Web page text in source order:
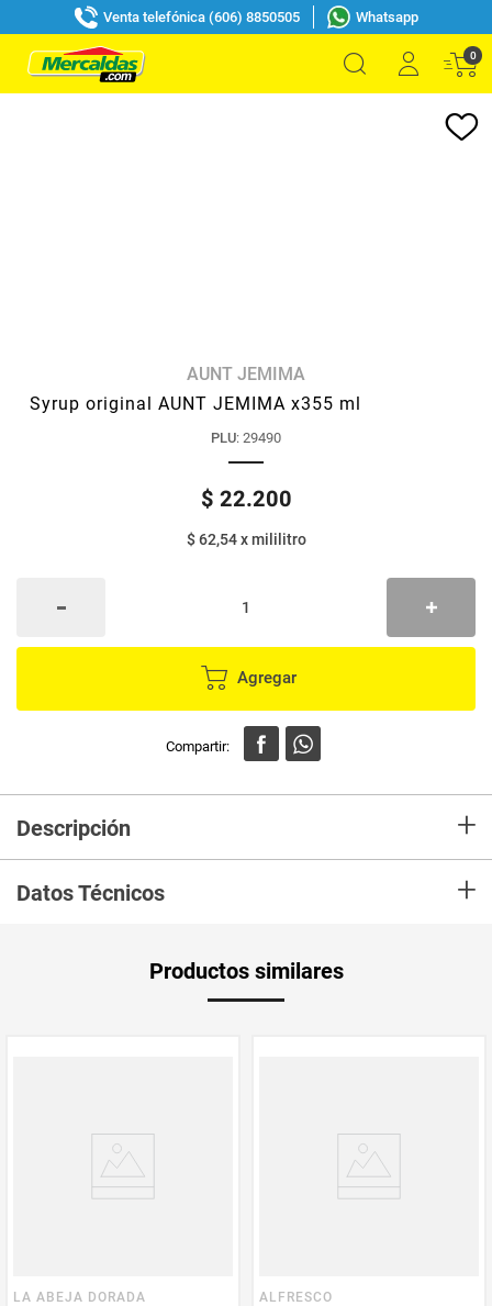
Venta telefónica (606) 8850505 Whatsapp
0
AUNT JEMIMA
Syrup original AUNT JEMIMA x355 ml
PLU: 29490
$ 22.200
$ 62,54xmililitro
Agregar
Descripción +
de panadería y repostería como los pancakes y waffles. Está elaborado a
partir de ingredientes azucarados como la miel de maple
Datos Técnicos +
Producto (kg)
Productos similares
LA ABEJA DORADA ALFRESCO